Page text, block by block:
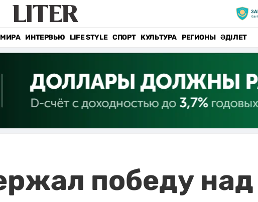
ИНТЕРВЬЮ LIFE STYLE СПОРТ КУЛЬТУРА РЕГИОНЫ ӘДІЛЕТ
победу над